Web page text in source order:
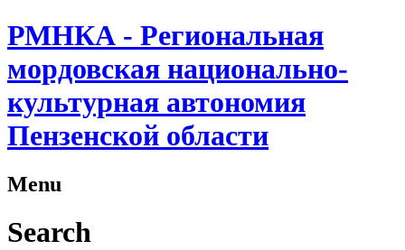
РМНКА - Региональная
мордовская национально-
культурная автономия
Пензенской области
Menu
Search